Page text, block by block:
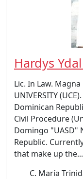
Hardys
Lic. In Law. Magna
UNIVERSITY
Dominican
Civil Procedure
Domingo "UASD"
Republic.
that make up the...
C. María